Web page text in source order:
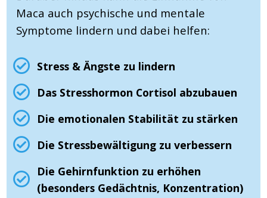
Maca auch psychische und mentale
Symptome lindern und dabei helfen:
Stress & Ängste zu lindern
Das Stresshormon Cortisol abzubauen
Die emotionalen Stabilität zu stärken
Die Stressbewältigung zu verbessern
Die Gehirnfunktion zu erhöhen
(besonders Gedächtnis, Konzentration)